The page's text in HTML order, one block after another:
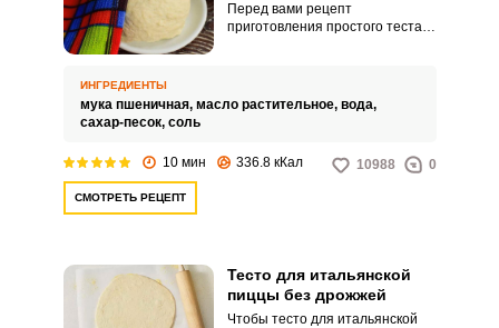
Перед вами рецепт
приготовления простого теста
минимум времени.
ИНГРЕДИЕНТЫ
мука пшеничная, масло растительное, вода,
сахар-песок, соль
10 мин 336.8 кКал 10988 0
СМОТРЕТЬ РЕЦЕПТ
Тесто для итальянской
пиццы без дрожжей
Чтобы тесто для итальянской